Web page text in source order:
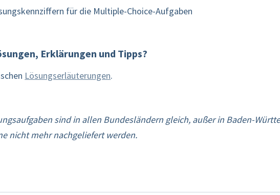
für die Multiple-Choice-Aufgaben
Erklärungen und Tipps?
Lösungserläuterungen.
sind in allen Bundesländern gleich, außer in Baden-
nicht mehr nachgeliefert werden.